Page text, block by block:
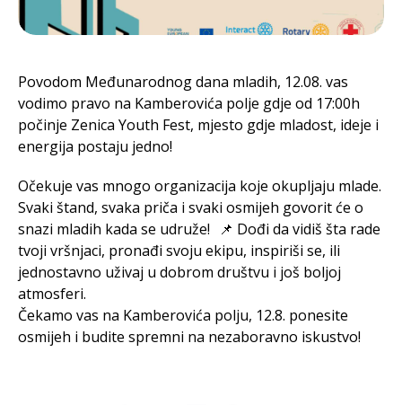
Povodom Međunarodnog dana mladih, 12.08. vas
vodimo pravo na Kamberovića polje gdje od 17:00h
počinje Zenica Youth Fest, mjesto gdje mladost, ideje i
energija postaju jedno!
Očekuje vas mnogo organizacija koje okupljaju mlade.
Svaki štand, svaka priča i svaki osmijeh govorit će o
snazi mladih kada se udruže! 📌 Dođi da vidiš šta rade
tvoji vršnjaci, pronađi svoju ekipu, inspiriši se, ili
jednostavno uživaj u dobrom društvu i još boljoj
atmosferi.
Čekamo vas na Kamberovića polju, 12.8. ponesite
osmijeh i budite spremni na nezaboravno iskustvo!